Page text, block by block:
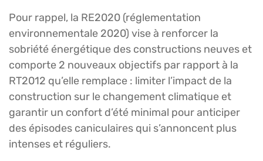
Pour rappel, la RE2020 (réglementation
environnementale 2020) vise à renforcer la
sobriété énergétique des constructions neuves et
comporte 2 nouveaux objectifs par rapport à la
RT2012 qu’elle remplace : limiter l’impact de la
construction sur le changement climatique et
garantir un confort d’été minimal pour anticiper
des épisodes caniculaires qui s’annoncent plus
intenses et réguliers.